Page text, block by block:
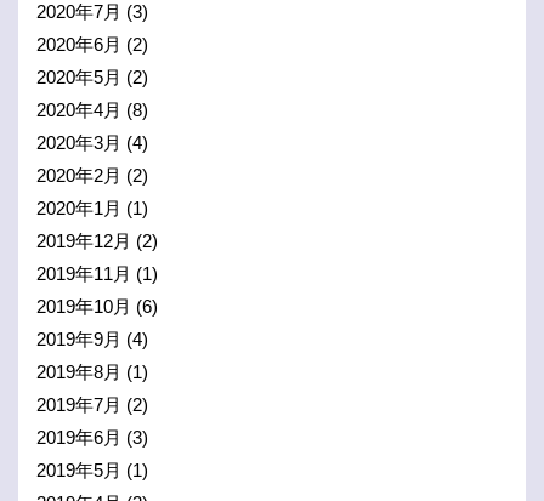
2020年7月 (3)
2020年6月 (2)
2020年5月 (2)
2020年4月 (8)
2020年3月 (4)
2020年2月 (2)
2020年1月 (1)
2019年12月 (2)
2019年11月 (1)
2019年10月 (6)
2019年9月 (4)
2019年8月 (1)
2019年7月 (2)
2019年6月 (3)
2019年5月 (1)